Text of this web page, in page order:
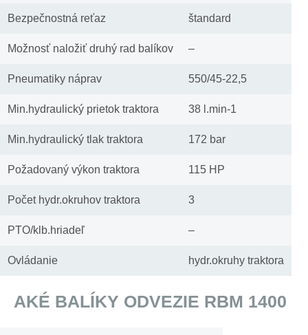
Bezpečnostná reťaz štandard
Možnosť naložiť druhý rad balíkov –
Pneumatiky náprav 550/45-22,5
Min.hydraulický prietok traktora 38 l.min-1
Min.hydraulický tlak traktora 172 bar
Požadovaný výkon traktora 115 HP
Počet hydr.okruhov traktora 3
PTO/klb.hriadeľ –
Ovládanie hydr.okruhy traktora
AKÉ BALÍKY ODVEZIE RBM 1400